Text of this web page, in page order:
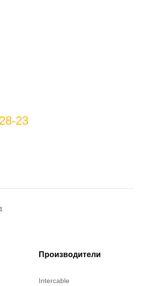
23
Производители
Intercable